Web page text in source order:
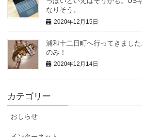
なりそう。
2020年12月15日
浦和十二日町へ行ってきまし
のみ！
2020年12月14日
カテゴリー
おしらせ